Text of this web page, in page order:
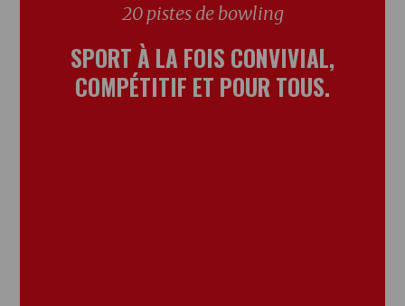
20 pistes de bowling
SPORT À LA FOIS CONVIVIAL,
COMPÉTITIF ET POUR TOUS.